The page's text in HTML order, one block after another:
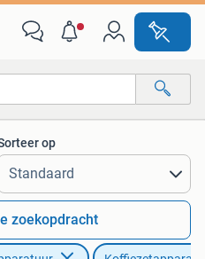
op
zoekopdracht